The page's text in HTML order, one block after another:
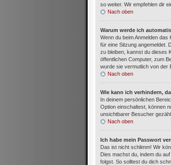
so weiter. Wir empfehlen dir
Nach oben
Warum werde ich
Wenn du beim Anmelden
für eine Sitzung angemeldet.
zu bleiben, kannst du dieses
öffentlichen Computer, zum
wurde sie vermutlich von der
Nach oben
Wie kann ich verhindern,
In deinem persönlichen
Option einschaltest, können
unsichtbarer Besucher
Nach oben
Ich habe mein Passwort
Das ist nicht schlimm! Wir
Dies machst du, indem du
folgst. So solltest du dich